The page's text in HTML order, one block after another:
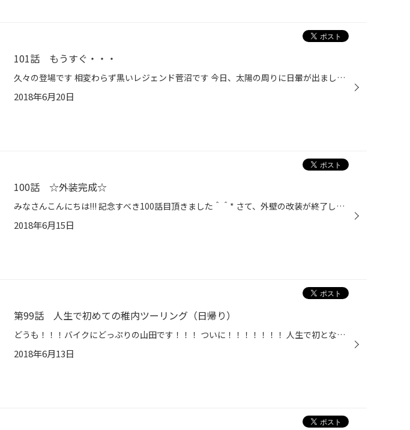
101話 もうすぐ・・・
久々の登場です 相変わらず黒いレジェンド菅沼です 今日、太陽の周りに日暈が出ました お店の看板と一緒にパシッと さてさて、6/23から 行楽シーズン到来フェア 『夏の集中得市』 を開催します 詳細はまた改めて発表します 沢山のご来店お待ちしておりまーす
2018年6月20日
100話 ☆外装完成☆
みなさんこんにちは!!! 記念すべき100話目頂きました＾＾* さて、外壁の改装が終了しました！ こんなかんじ！ 落ち着いた色合いになりました！！！ これから内装の方にも近々入っていきます。 ガラッときれいになります！ 改装セールも実施中なので、ぜひぜひご来店ください☆ お待ちしておりますｍ...
2018年6月15日
第99話 人生で初めての稚内ツーリング（日帰り）
どうも！！！バイクにどっぷりの山田です！！！ ついに！！！！！！！ 人生で初となる、稚内に突撃することに成功しました！！！！！＼(^o^)／ オロロンラインもツーリングにはサイコー！！！ヽ(^o^)丿 たくさんのライダーとすれ違いました（●＾o＾●） 稚内、意外と見どころも多く、日帰りだった為...
2018年6月13日